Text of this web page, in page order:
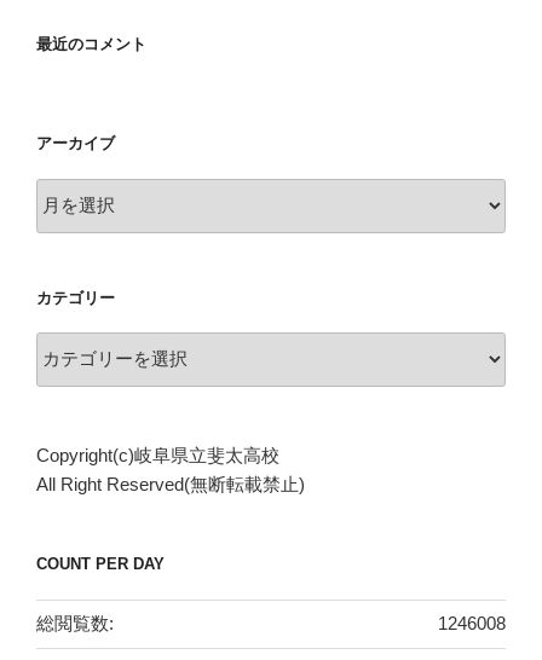
最近のコメント
アーカイブ
ー
ブ
カテゴリー
テ
ー
Copyright(c)岐阜県立斐太高校
All Right Reserved(無断転載禁止)
COUNT PER DAY
1246008
総閲覧数: